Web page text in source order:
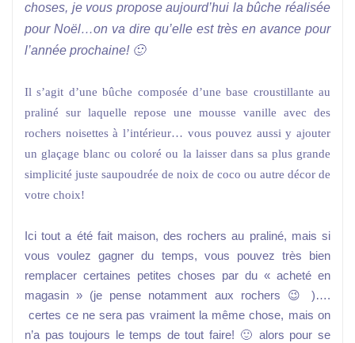
choses, je vous propose aujourd’hui la bûche réalisée
pour Noël…on va dire qu’elle est très en avance pour
l’année prochaine! 🙂
Il s’agit d’une bûche composée d’une base croustillante au
praliné sur laquelle repose une mousse vanille avec des
rochers noisettes à l’intérieur… vous pouvez aussi y ajouter
un glaçage blanc ou coloré ou la laisser dans sa plus grande
simplicité juste saupoudrée de noix de coco ou autre décor de
votre choix!
Ici tout a été fait maison, des rochers au praliné, mais si
vous voulez gagner du temps, vous pouvez très bien
remplacer certaines petites choses par du « acheté en
magasin » (je pense notamment aux rochers 😉 )….
certes ce ne sera pas vraiment la même chose, mais on
n’a pas toujours le temps de tout faire! 🙂 alors pour se